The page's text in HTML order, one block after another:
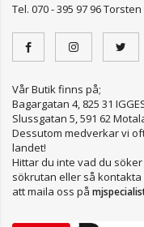
Tel. 070 - 395 97 96 Torsten
Vår Butik finns på;
Bagargatan 4, 825 31
Slussgatan 5, 591 62
Dessutom medverkar vi
landet!
Hittar du inte vad du
sökrutan eller så kontakta
att maila oss på